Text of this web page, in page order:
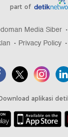
part of
Media Siber
Privacy Policy
aplikasi